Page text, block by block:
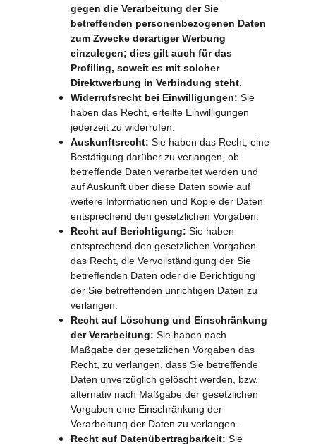
gegen die Verarbeitung der Sie
betreffenden personenbezogenen Daten
zum Zwecke derartiger Werbung
einzulegen; dies gilt auch für das
Profiling, soweit es mit solcher
Direktwerbung in Verbindung steht.
Widerrufsrecht bei Einwilligungen: Sie
haben das Recht, erteilte Einwilligungen
jederzeit zu widerrufen.
Auskunftsrecht: Sie haben das Recht, eine
Bestätigung darüber zu verlangen, ob
betreffende Daten verarbeitet werden und
auf Auskunft über diese Daten sowie auf
weitere Informationen und Kopie der Daten
entsprechend den gesetzlichen Vorgaben.
Recht auf Berichtigung: Sie haben
entsprechend den gesetzlichen Vorgaben
das Recht, die Vervollständigung der Sie
betreffenden Daten oder die Berichtigung
der Sie betreffenden unrichtigen Daten zu
verlangen.
Recht auf Löschung und Einschränkung
der Verarbeitung: Sie haben nach
Maßgabe der gesetzlichen Vorgaben das
Recht, zu verlangen, dass Sie betreffende
Daten unverzüglich gelöscht werden, bzw.
alternativ nach Maßgabe der gesetzlichen
Vorgaben eine Einschränkung der
Verarbeitung der Daten zu verlangen.
Recht auf Datenübertragbarkeit: Sie